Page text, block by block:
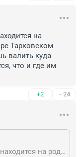
на
Тарковском
валить куда
что и где им
+2 –24
Он не чужой, а гражданин РФ и находится на родине. С его мнением о живодёре Тарковском абсолютно согласен. Сам можешь валить куда хочешь, а люди без тебя разберутся, что и где им делать.